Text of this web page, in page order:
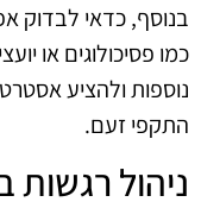
בנוסף, כדאי לבדוק
כמו פסיכולוגים או
נוספות ולהציע
התקפי זעם.
ניהול רגשות